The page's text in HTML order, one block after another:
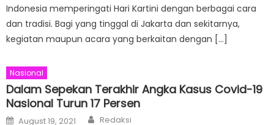
Indonesia memperingati Hari Kartini dengan berbagai cara
dan tradisi. Bagi yang tinggal di Jakarta dan sekitarnya,
kegiatan maupun acara yang berkaitan dengan […]
Nasional
Dalam Sepekan Terakhir Angka Kasus Covid-19
Nasional Turun 17 Persen
Posted
August 19, 2021 Author
Redaksi